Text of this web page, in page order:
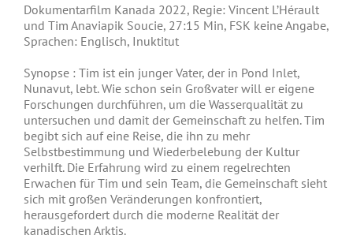
Dokumentarfilm Kanada 2022, Regie: Vincent L’Hérault
und Tim Anaviapik Soucie, 27:15 Min, FSK keine Angabe,
Sprachen: Englisch, Inuktitut
Synopse : Tim ist ein junger Vater, der in Pond Inlet,
Nunavut, lebt. Wie schon sein Großvater will er eigene
Forschungen durchführen, um die Wasserqualität zu
untersuchen und damit der Gemeinschaft zu helfen. Tim
begibt sich auf eine Reise, die ihn zu mehr
Selbstbestimmung und Wiederbelebung der Kultur
verhilft. Die Erfahrung wird zu einem regelrechten
Erwachen für Tim und sein Team, die Gemeinschaft sieht
sich mit großen Veränderungen konfrontiert,
herausgefordert durch die moderne Realität der
kanadischen Arktis.